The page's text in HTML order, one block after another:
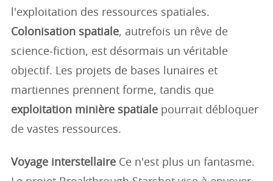
l'exploitation des ressources spatiales.
Colonisation spatiale, autrefois un rêve de
science-fiction, est désormais un véritable
objectif. Les projets de bases lunaires et
martiennes prennent forme, tandis que
exploitation minière spatiale pourrait débloquer
de vastes ressources.
Voyage interstellaire Ce n'est plus un fantasme.